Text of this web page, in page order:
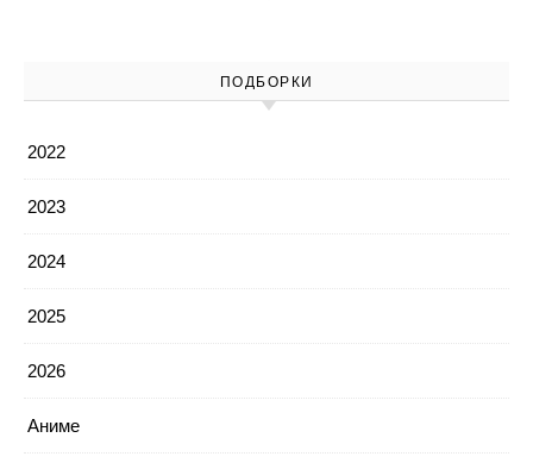
ПОДБОРКИ
2022
2023
2024
2025
2026
Аниме